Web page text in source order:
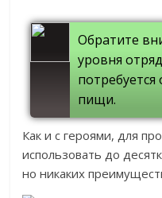
Обратите
уровня
пищи.
Как и с героями, для
использовать до
но никаких